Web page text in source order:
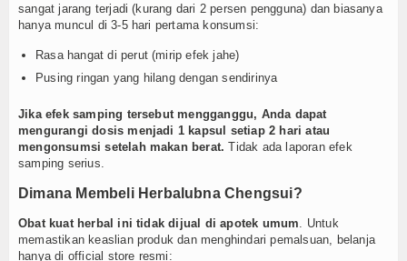
sangat jarang terjadi (kurang dari 2 persen pengguna) dan biasanya
hanya muncul di 3-5 hari pertama konsumsi:
Rasa hangat di perut (mirip efek jahe)
Pusing ringan yang hilang dengan sendirinya
Jika efek samping tersebut mengganggu, Anda dapat
mengurangi dosis menjadi 1 kapsul setiap 2 hari atau
mengonsumsi setelah makan berat. Tidak ada laporan efek
samping serius.
Dimana Membeli Herbalubna Chengsui?
Obat kuat herbal ini tidak dijual di apotek umum. Untuk
memastikan keaslian produk dan menghindari pemalsuan, belanja
hanya di official store resmi: